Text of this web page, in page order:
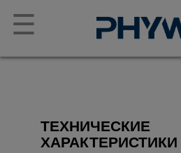
☰
ТЕХНИЧЕСКИЕ
ХАРАКТЕРИСТИКИ